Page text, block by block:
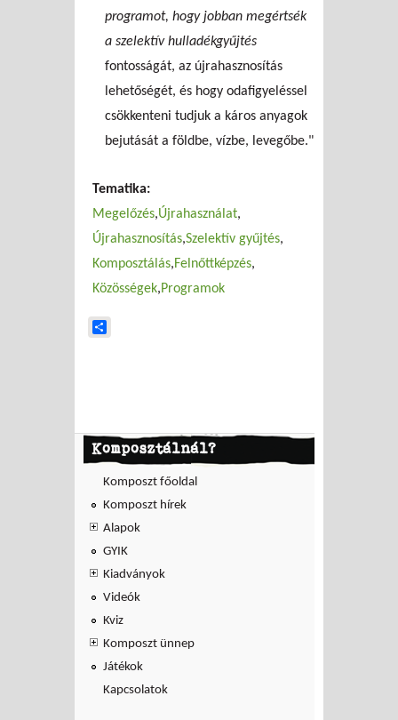
programot, hogy jobban megértsék
a szelektív hulladékgyűjtés
fontosságát, az újrahasznosítás
lehetőségét, és hogy odafigyeléssel
csökkenteni tudjuk a káros anyagok
bejutását a földbe, vízbe, levegőbe."
Tematika:
Megelőzés Újrahasználat
Újrahasznosítás Szelektív gyűjtés
Komposztálás Felnőttképzés
Közösségek Programok
Komposztálnál?
Komposzt főoldal
Komposzt hírek
Alapok
GYIK
Kiadványok
Videók
Kviz
Komposzt ünnep
Játékok
Kapcsolatok